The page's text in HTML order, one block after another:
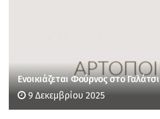
Ενοικιάζεται Φούρνος στο Γαλάτσι
9 Δεκεμβρίου 2025